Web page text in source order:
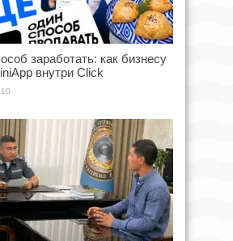
заработать: как бизнесу
внутри Click